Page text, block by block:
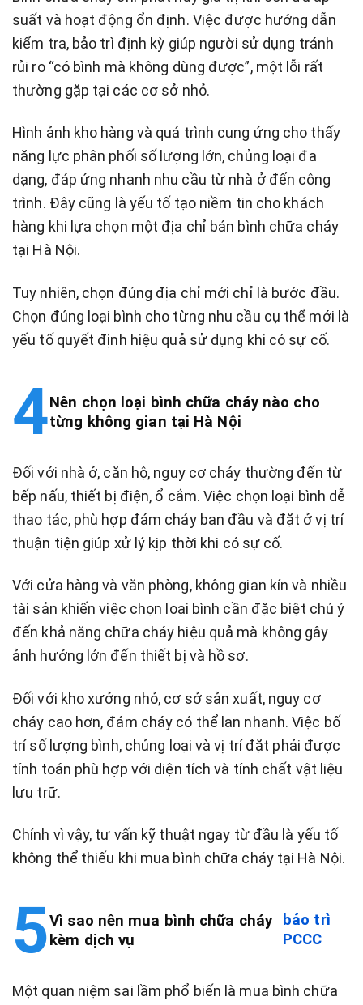
suất và hoạt động ổn định. Việc được hướng dẫn
kiểm tra, bảo trì định kỳ giúp người sử dụng tránh
rủi ro “có bình mà không dùng được”, một lỗi rất
thường gặp tại các cơ sở nhỏ.
Hình ảnh kho hàng và quá trình cung ứng cho thấy
năng lực phân phối số lượng lớn, chủng loại đa
dạng, đáp ứng nhanh nhu cầu từ nhà ở đến công
trình. Đây cũng là yếu tố tạo niềm tin cho khách
hàng khi lựa chọn một địa chỉ bán bình chữa cháy
tại Hà Nội.
Tuy nhiên, chọn đúng địa chỉ mới chỉ là bước đầu.
Chọn đúng loại bình cho từng nhu cầu cụ thể mới là
yếu tố quyết định hiệu quả sử dụng khi có sự cố.
Nên chọn loại bình chữa cháy nào cho
từng không gian tại Hà Nội
Đối với nhà ở, căn hộ, nguy cơ cháy thường đến từ
bếp nấu, thiết bị điện, ổ cắm. Việc chọn loại bình dễ
thao tác, phù hợp đám cháy ban đầu và đặt ở vị trí
thuận tiện giúp xử lý kịp thời khi có sự cố.
Với cửa hàng và văn phòng, không gian kín và nhiều
tài sản khiến việc chọn loại bình cần đặc biệt chú ý
đến khả năng chữa cháy hiệu quả mà không gây
ảnh hưởng lớn đến thiết bị và hồ sơ.
Đối với kho xưởng nhỏ, cơ sở sản xuất, nguy cơ
cháy cao hơn, đám cháy có thể lan nhanh. Việc bố
trí số lượng bình, chủng loại và vị trí đặt phải được
tính toán phù hợp với diện tích và tính chất vật liệu
lưu trữ.
Chính vì vậy, tư vấn kỹ thuật ngay từ đầu là yếu tố
không thể thiếu khi mua bình chữa cháy tại Hà Nội.
Vì sao nên mua bình chữa cháy
kèm dịch vụ
bảo trì
PCCC
Một quan niệm sai lầm phổ biến là mua bình chữa